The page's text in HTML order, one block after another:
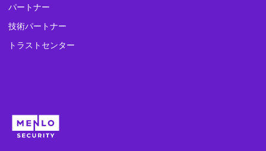
パートナー
技術パートナー
トラストセンター